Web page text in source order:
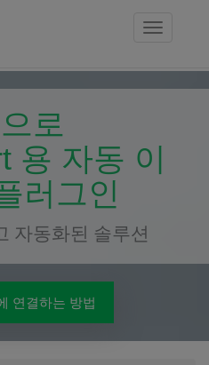
Toggle
로
용 자동 이
러그인
자동화된 솔루션
연결하는 방법